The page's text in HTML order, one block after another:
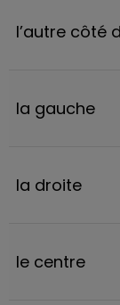
l’autre côté
la gauche
la droite
le centre